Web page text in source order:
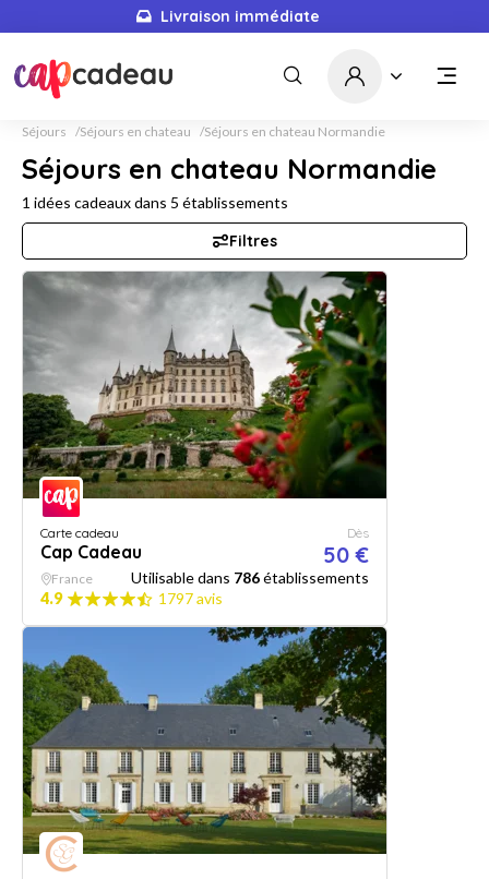
Livraison immédiate
Séjours Séjours en chateau Séjours en chateau Normandie
Séjours en chateau Normandie
1 idées cadeaux dans 5 établissements
Filtres
Carte cadeau
Cap Cadeau
Dès
50 €
France Utilisable dans 786établissements
4.9
1797 avis